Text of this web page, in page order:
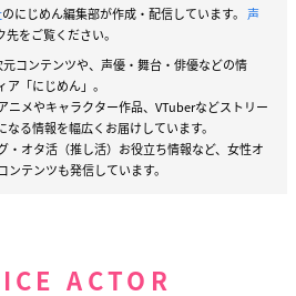
のにじめん編集部が作成・配信しています。 声
をご覧ください。
コンテンツや、声優・舞台・俳優などの情
「にじめん」。
ニメやキャラクター作品、VTuberなどストリー
る情報を幅広くお届けしています。
・オタ活（推し活）お役立ち情報など、女性オ
テンツも発信しています。
ACTOR